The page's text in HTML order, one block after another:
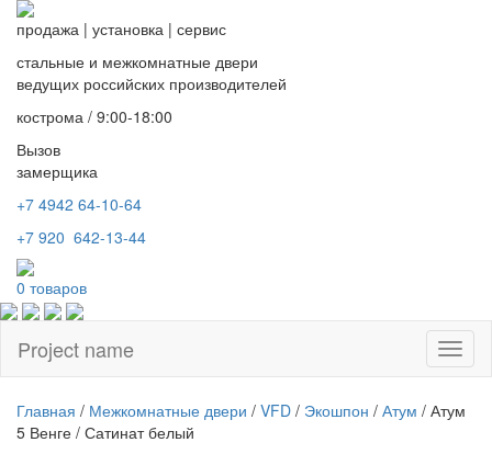
продажа | установка | сервис
стальные и межкомнатные двери
ведущих российских производителей
кострома / 9:00-18:00
Вызов
замерщика
+7 4942 64-10-64
+7 920 642-13-44
0 товаров
Project name
Главная / Межкомнатные двери / VFD / Экошпон / Атум / Атум
5 Венге / Сатинат белый